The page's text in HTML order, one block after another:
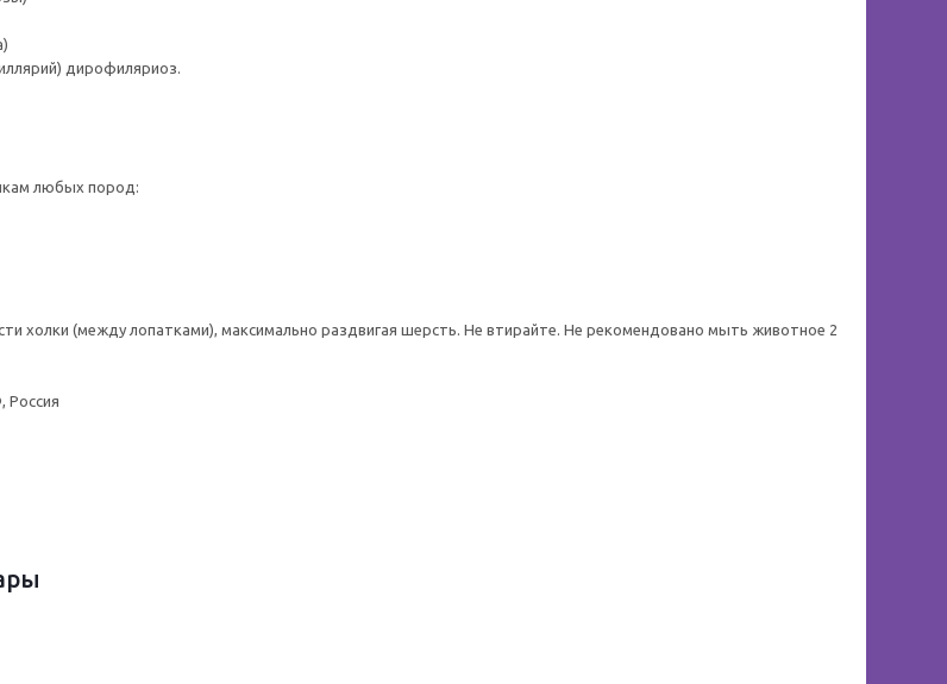
дирофиляриоз.
любых пород:
холки (между лопатками), максимально раздвигая шерсть. Не втирайте. Не рекомендовано мыть животное 2